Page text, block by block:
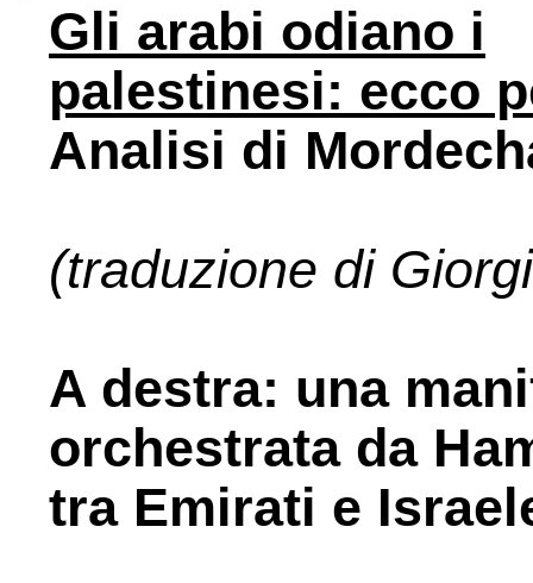
Gli arabi odiano i
palestinesi: ecco
Analisi di
(traduzione di
A destra: una
orchestrata da
tra Emirati e